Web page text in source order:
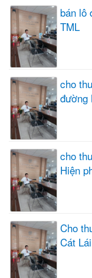
bán lô
TML
cho
đường
cho
Hiện
Cho
Cát